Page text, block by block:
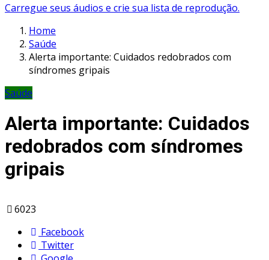
Carregue seus áudios e crie sua lista de reprodução.
Home
Saúde
Alerta importante: Cuidados redobrados com
síndromes gripais
Saúde
Alerta importante: Cuidados
redobrados com síndromes
gripais
6023
Facebook
Twitter